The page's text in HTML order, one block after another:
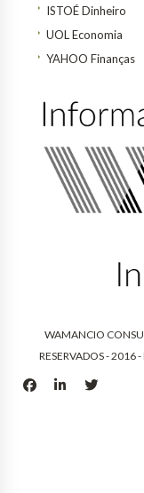
ISTOÉ Dinheiro
UOL Economia
YAHOO Finanças
WAMANCIO
RESERVADOS - 2016